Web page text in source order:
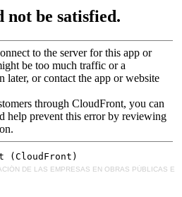
DE LAS EMPRESAS EN OBRAS PÚBLICAS E